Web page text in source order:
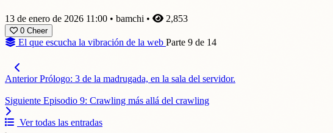
13 de enero de 2026 11:00 • bamchi • 2,853
0 Cheer
El que escucha la vibración de la web Parte 9 de 14
Anterior Prólogo: 3 de la madrugada, en la sala del servidor.
Siguiente Episodio 9: Crawling más allá del crawling
Ver todas las entradas